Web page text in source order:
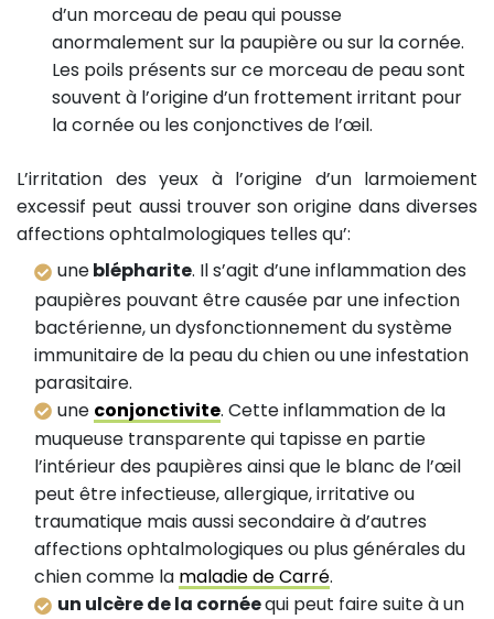
d’un morceau de peau qui pousse
anormalement sur la paupière ou sur la cornée.
Les poils présents sur ce morceau de peau sont
souvent à l’origine d’un frottement irritant pour
la cornée ou les conjonctives de l’œil.
L’irritation des yeux à l’origine d’un larmoiement
excessif peut aussi trouver son origine dans diverses
affections ophtalmologiques telles qu’:
uneblépharite. Il s’agit d’une inflammation des
paupières pouvant être causée par une infection
bactérienne, un dysfonctionnement du système
immunitaire de la peau du chien ou une infestation
parasitaire.
une conjonctivite. Cette inflammation de la
muqueuse transparente qui tapisse en partie
l’intérieur des paupières ainsi que le blanc de l’œil
peut être infectieuse, allergique, irritative ou
traumatique mais aussi secondaire à d’autres
affections ophtalmologiques ou plus générales du
chien comme la maladie de Carré.
un ulcère de la cornéequi peut faire suite à un